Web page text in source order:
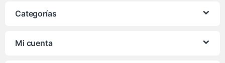
Categorías
Mi cuenta